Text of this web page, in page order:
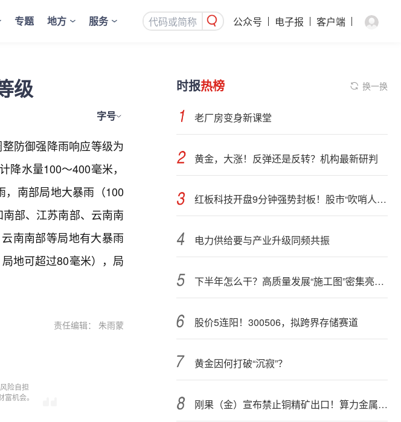
专题 地方 服务 公众号 电子报 客户端
级
字号
防御强降雨响应等级为
水量100～400毫米，
，南部局地大暴雨（100
部、江苏南部、云南南
南南部等局地有大暴雨
地可超过80毫米），局
责任编辑： 朱雨蒙
险自担
机会。
时报热榜 换一换
老厂房变身新课堂
黄金，大涨！反弹还是反转？机构最新研判
红板科技开盘9分钟强势封板！股市“吹哨人”突然改口！市场风向变了？
电力供给要与产业升级同频共振
下半年怎么干？高质量发展“施工图”密集亮相 聚焦主业提质增效 国资央企向AI要动能
股价5连阳！300506，拟跨界存储赛道
黄金因何打破“沉寂”？
刚果（金）宣布禁止铜精矿出口！算力金属影响多大？